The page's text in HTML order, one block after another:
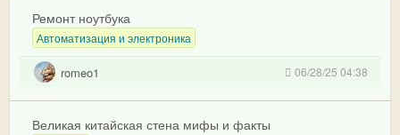
Ремонт ноутбука
Автоматизация и электроника
romeo1 06/28/25 04:38
Великая китайская стена мифы и факты